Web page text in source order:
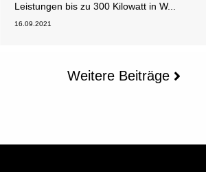
Leistungen bis zu 300 Kilowatt in W...
16.09.2021
Weitere Beiträge